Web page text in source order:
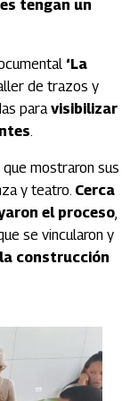
tengan un
‘La
de trazos y
paravisibilizar
.
mostraron sus
y teatro. Cerca
el proceso,
se vincularon y
construcción